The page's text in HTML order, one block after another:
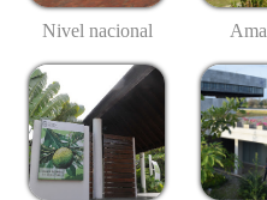
Nivel nacional